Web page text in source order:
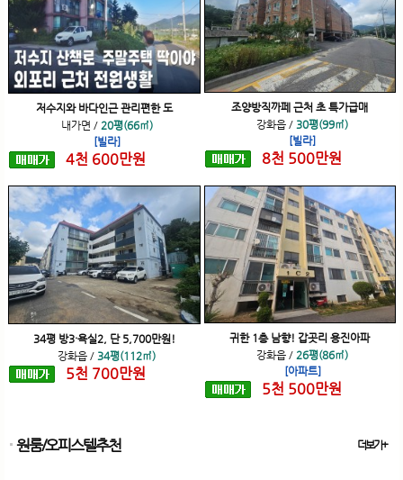
저수지와 바다인근 관리편한 도
내가면 / 20평(66㎡)
[빌라]
4천 600만원
조양방직까페 근처 초 특가급매
강화읍 / 30평(99㎡)
[빌라]
8천 500만원
34평 방3·욕실2, 단 5,700만원!
강화읍 / 34평(112㎡)
5천 700만원
귀한 1층 남향! 갑곳리 용진아파
강화읍 / 26평(86㎡)
[아파트]
5천 500만원
원룸/오피스텔추천 더보기+